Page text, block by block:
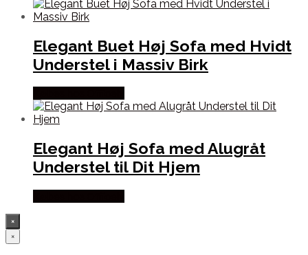
Elegant Buet Høj Sofa med Hvidt
Understel i Massiv Birk
Elegant Høj Sofa med Alugråt
Understel til Dit Hjem
×
×